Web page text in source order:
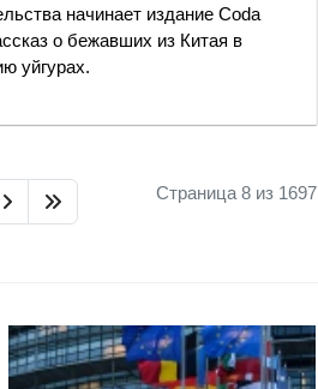
начинает издание Coda
о бежавших из Китая в
уйгурах.
Страница 8 из 1697